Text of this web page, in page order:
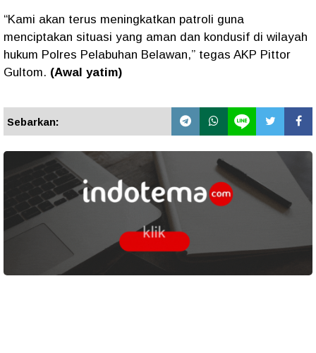
“Kami akan terus meningkatkan patroli guna
menciptakan situasi yang aman dan kondusif di wilayah
hukum Polres Pelabuhan Belawan,” tegas AKP Pittor
Gultom. (Awal yatim)
Sebarkan: